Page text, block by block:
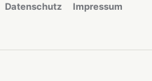
Datenschutz Impressum